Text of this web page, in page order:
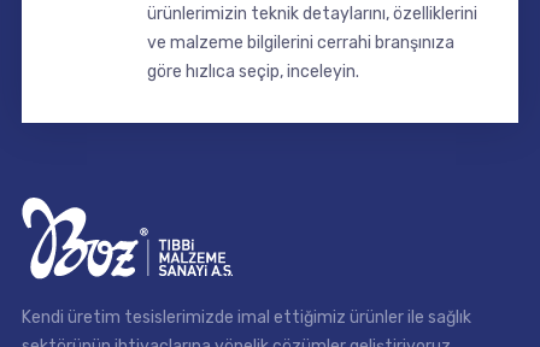
ürünlerimizin teknik detaylarını, özelliklerini
ve malzeme bilgilerini cerrahi branşınıza
göre hızlıca seçip, inceleyin.
Kendi üretim tesislerimizde imal ettiğimiz ürünler ile sağlık